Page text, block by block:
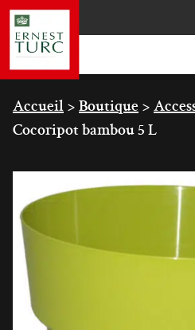
Accueil > Boutique >
Cocoripot bambou 5 L